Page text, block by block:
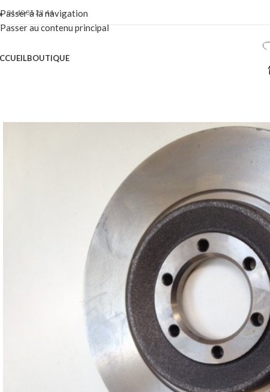
Passer à la navigation
Passer au contenu principal
01 40 86 22 44
BOUTIQUE